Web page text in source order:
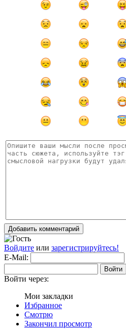
Добавить комментарий
Войдите или зарегистрируйтесь!
E-Mail:
Войти
Войти через:
Мои закладки
Избранное
Смотрю
Закончил просмотр